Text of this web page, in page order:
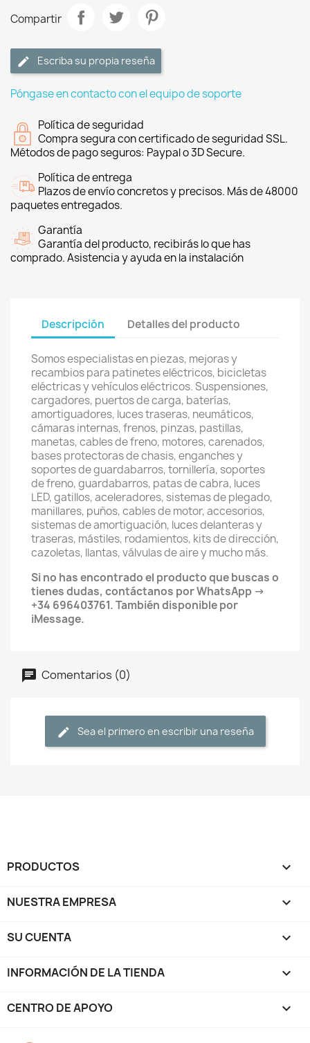
Compartir
Escriba su propia reseña
Póngase en contacto con el equipo de soporte
Política de seguridad
Compra segura con certificado de seguridad SSL.
Métodos de pago seguros: Paypal o 3D Secure.
Política de entrega
Plazos de envío concretos y precisos. Más de 48000
paquetes entregados.
Garantía
Garantía del producto, recibirás lo que has
comprado. Asistencia y ayuda en la instalación
Descripción Detalles del producto
Somos especialistas en piezas, mejoras y
recambios para patinetes eléctricos, bicicletas
eléctricas y vehículos eléctricos. Suspensiones,
cargadores, puertos de carga, baterías,
amortiguadores, luces traseras, neumáticos,
cámaras internas, frenos, pinzas, pastillas,
manetas, cables de freno, motores, carenados,
bases protectoras de chasis, enganches y
soportes de guardabarros, tornillería, soportes
de freno, guardabarros, patas de cabra, luces
LED, gatillos, aceleradores, sistemas de plegado,
manillares, puños, cables de motor, accesorios,
sistemas de amortiguación, luces delanteras y
traseras, mástiles, rodamientos, kits de dirección,
cazoletas, llantas, válvulas de aire y mucho más.
Si no has encontrado el producto que buscas o
tienes dudas, contáctanos por WhatsApp →
+34 696403761. También disponible por
iMessage.
Comentarios (0)
Sea el primero en escribir una reseña
PRODUCTOS 
NUESTRA EMPRESA 
SU CUENTA 
INFORMACIÓN DE LA TIENDA keyboard_arrow_down
CENTRO DE APOYO 